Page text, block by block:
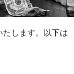
します。以下は